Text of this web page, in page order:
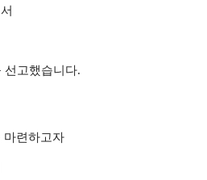
선고했습니다.
마련하고자